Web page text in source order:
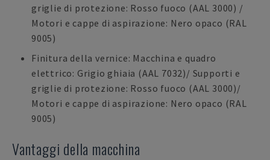
griglie di protezione: Rosso fuoco (AAL 3000) /
Motori e cappe di aspirazione: Nero opaco (RAL
9005)
Finitura della vernice: Macchina e quadro
elettrico: Grigio ghiaia (AAL 7032)/ Supporti e
griglie di protezione: Rosso fuoco (AAL 3000)/
Motori e cappe di aspirazione: Nero opaco (RAL
9005)
Vantaggi della macchina